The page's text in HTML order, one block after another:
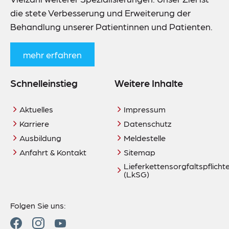
die stete Verbesserung und Erweiterung der
Behandlung unserer Patientinnen und Patienten.
mehr erfahren
Schnelleinstieg
Aktuelles
Karriere
Ausbildung
Anfahrt & Kontakt
Weitere Inhalte
Impressum
Datenschutz
Meldestelle
Sitemap
(LkSG)
Folgen Sie uns: